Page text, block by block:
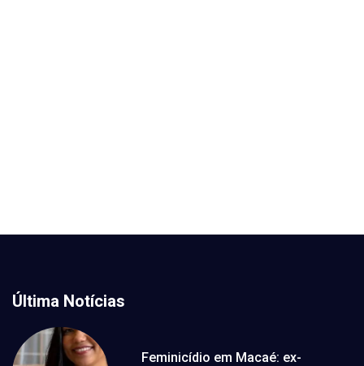
Última Notícias
Feminicídio em Macaé: ex-